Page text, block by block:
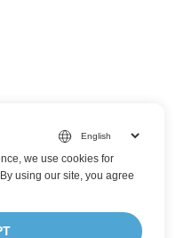
we use cookies for
using our site, you agree